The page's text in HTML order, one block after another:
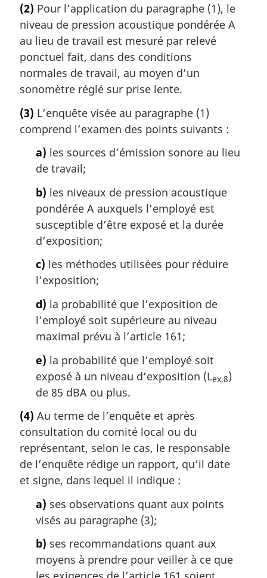
(2) Pour l’application du paragraphe (1), le
niveau de pression acoustique pondérée A
au lieu de travail est mesuré par relevé
ponctuel fait, dans des conditions
normales de travail, au moyen d’un
sonomètre réglé sur prise lente.
(3) L’enquête visée au paragraphe (1)
comprend l’examen des points suivants :
a) les sources d’émission sonore au lieu
de travail;
b) les niveaux de pression acoustique
pondérée A auxquels l’employé est
susceptible d’être exposé et la durée
d’exposition;
c) les méthodes utilisées pour réduire
l’exposition;
d) la probabilité que l’exposition de
l’employé soit supérieure au niveau
maximal prévu à l’article 161;
e) la probabilité que l’employé soit
exposé à un niveau d’exposition (Lex,8)
de 85 dBA ou plus.
(4) Au terme de l’enquête et après
consultation du comité local ou du
représentant, selon le cas, le responsable
de l’enquête rédige un rapport, qu’il date
et signe, dans lequel il indique :
a) ses observations quant aux points
visés au paragraphe (3);
b) ses recommandations quant aux
moyens à prendre pour veiller à ce que